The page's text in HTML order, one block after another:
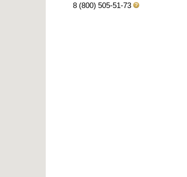
8 (800) 505-51-73